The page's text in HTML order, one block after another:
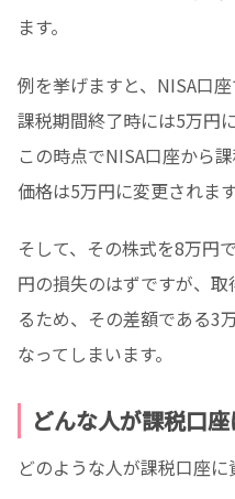
ます。
例を挙げますと、NISA口
課税期間終了時には5万円
この時点でNISA口座から
価格は5万円に変更されます
そして、その株式を8万円
円の損失のはずですが、
るため、その差額である3
なってしまいます。
どんな人が課税口
どのような人が課税口座に